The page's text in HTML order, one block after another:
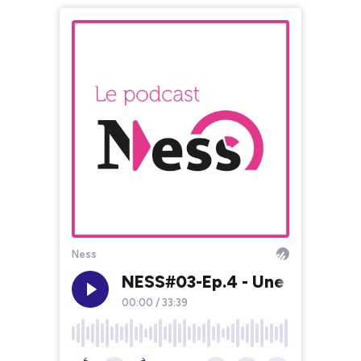
Ness
NESS#03-Ep.4 - Une
00:00 / 33:39